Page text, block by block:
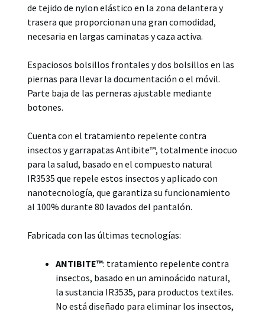
de tejido de nylon elástico en la zona delantera y
trasera que proporcionan una gran comodidad,
necesaria en largas caminatas y caza activa.
Espaciosos bolsillos frontales y dos bolsillos en las
piernas para llevar la documentación o el móvil.
Parte baja de las perneras ajustable mediante
botones.
Cuenta con el tratamiento repelente contra
insectos y garrapatas Antibite™, totalmente inocuo
para la salud, basado en el compuesto natural
IR3535 que repele estos insectos y aplicado con
nanotecnología, que garantiza su funcionamiento
al 100% durante 80 lavados del pantalón.
Fabricada con las últimas tecnologías:
ANTIBITE™: tratamiento repelente contra
insectos, basado en un aminoácido natural,
la sustancia IR3535, para productos textiles.
No está diseñado para eliminar los insectos,